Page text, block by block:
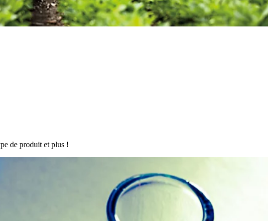
de produit et plus !